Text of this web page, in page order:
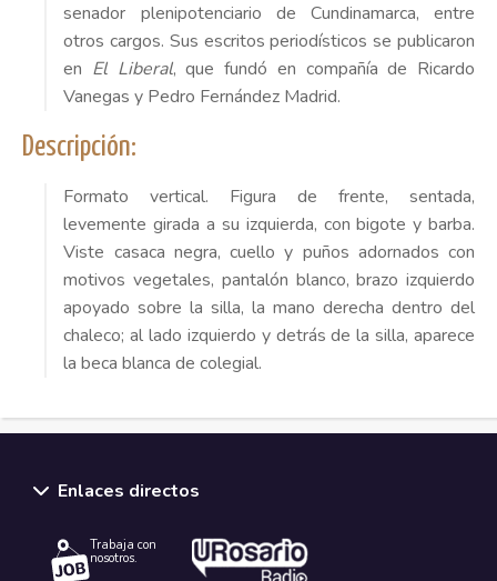
senador plenipotenciario de Cundinamarca, entre
otros cargos. Sus escritos periodísticos se publicaron
en El Liberal, que fundó en compañía de Ricardo
Vanegas y Pedro Fernández Madrid.
Descripción:
Formato vertical. Figura de frente, sentada,
levemente girada a su izquierda, con bigote y barba.
Viste casaca negra, cuello y puños adornados con
motivos vegetales, pantalón blanco, brazo izquierdo
apoyado sobre la silla, la mano derecha dentro del
chaleco; al lado izquierdo y detrás de la silla, aparece
la beca blanca de colegial.
Enlaces directos
Trabaja con
nosotros.